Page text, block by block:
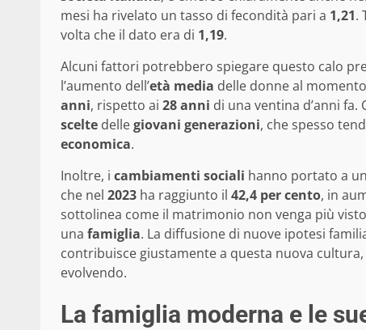
mesi ha rivelato un tasso di fecondità pari a 1,21.
volta che il dato era di 1,19.
Alcuni fattori potrebbero spiegare questo calo
l’aumento dell’età media delle donne al
anni, rispetto ai 28 anni di una ventina d’anni
scelte dellegiovani generazioni, che spesso
economica.
Inoltre, i cambiamenti sociali hanno portato a
che nel 2023 ha raggiunto il 42,4 per cento, in
sottolinea come il matrimonio non venga più
una famiglia. La diffusione di nuove ipotesi
contribuisce giustamente a questa nuova
evolvendo.
La famiglia moderna e le